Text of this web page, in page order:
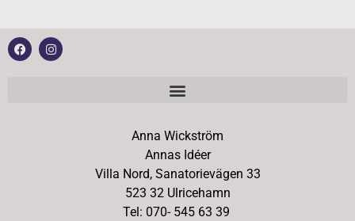
Anna Wickström
Annas Idéer
Villa Nord, Sanatorievägen 33
523 32 Ulricehamn
Tel: 070- 545 63 39